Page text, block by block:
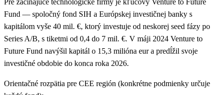
Pre začínajúce technologické firmy je kľúčový Venture to Future
Fund — spoločný fond SIH a Európskej investičnej banky s
kapitálom vyše 40 mil. €, ktorý investuje od neskorej seed fázy po
Series A/B, s tiketmi od 0,4 do 7 mil. €. V máji 2024 Venture to
Future Fund navýšil kapitál o 15,3 milióna eur a predĺžil svoje
investičné obdobie do konca roka 2026.
Orientačné rozpätia pre CEE región (konkrétne podmienky určuje